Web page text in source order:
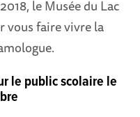
le Musée du Lac
vous faire vivre la
le public scolaire le